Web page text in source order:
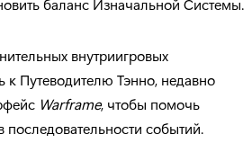
баланс Изначальной Системы.
внутриигровых
к Путеводителю Тэнно, недавно
Warframe, чтобы помочь
последовательности событий.